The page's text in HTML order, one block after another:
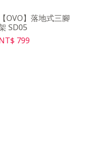
【OVO】落地式三腳
SD05
799